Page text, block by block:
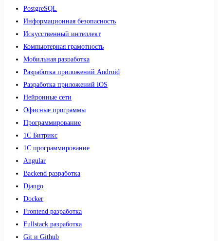
PostgreSQL
Информационная безопасность
Искусственный интеллект
Компьютерная грамотность
Мобильная разработка
Разработка приложений Android
Разработка приложений iOS
Нейронные сети
Офисные программы
Программирование
1С Битрикс
1С программирование
Angular
Backend разработка
Django
Docker
Frontend разработка
Fullstack разработка
Git и Github